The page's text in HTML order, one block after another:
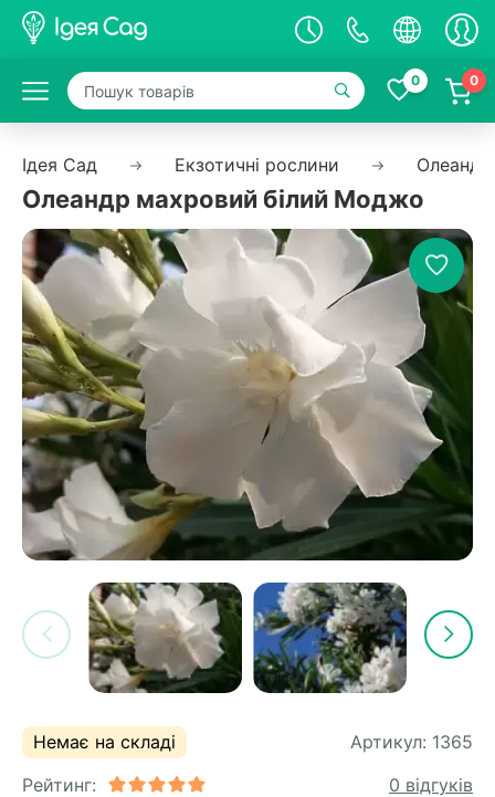
0 0
Ідея Сад Екзотичні рослини Олеандр
Олеандр махровий білий Моджо
Немає на складі Артикул: 1365
Рейтинг:
0 відгуків